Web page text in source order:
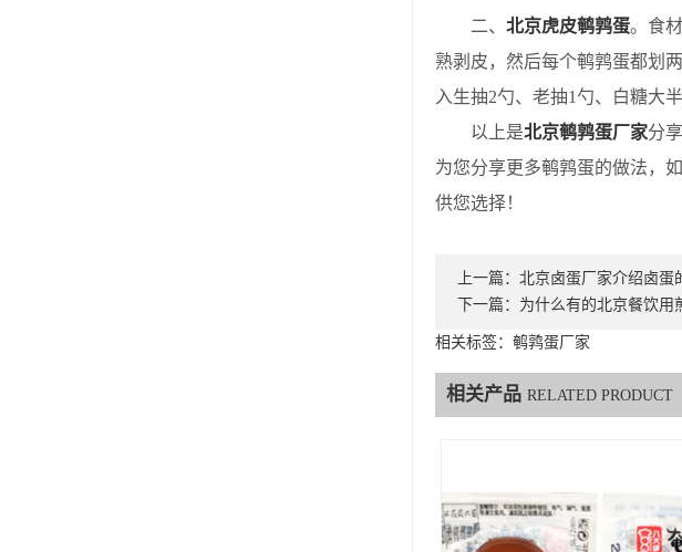
二、 北京虎皮鹌鹑蛋。食
熟剥皮，然后每个鹌鹑蛋都划
入生抽2勺、老抽1勺、白糖大
以上是北京鹌鹑蛋厂家分
为您分享更多鹌鹑蛋的做法，
供您选择！
上一篇： 北京卤蛋厂家介绍卤蛋
下一篇： 为什么有的北京餐饮用
相关标签：鹌鹑蛋厂家
相关产品 RELATED PRODUCT